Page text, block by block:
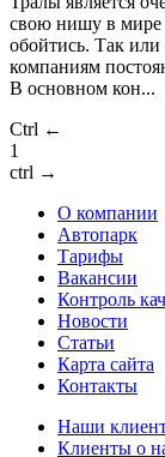
свою нишу в мире
обойтись. Так
компаниям
В основном кон...
Ctrl ←
1
ctrl →
О компании
Автопарк
Тарифы
Вакансии
Контроль
Новости
Статьи
Карта сайта
Контакты
Наши
Клиенты о